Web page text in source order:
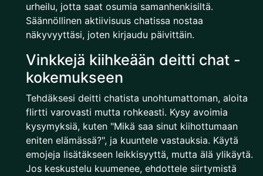
urheilu, jotta saat osumia samanhenkisiltä.
Säännöllinen aktiivisuus chatissa nostaa
näkyvyyttäsi, joten kirjaudu päivittäin.
Vinkkejä kiihkeään deitti chat -
kokemukseen
Tehdäksesi deitti chatista unohtumattoman, aloita
flirtti varovasti mutta rohkeasti. Kysy avoimia
kysymyksiä, kuten "Mikä saa sinut kiihottumaan
eniten elämässä?", ja kuuntele vastauksia. Käytä
emojeja lisätäkseen leikkisyyttä, mutta älä ylikäytä.
Jos keskustelu kuumenee, ehdottele siirtymistä